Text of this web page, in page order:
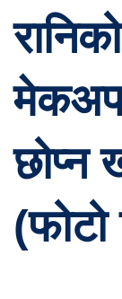
छोप्न